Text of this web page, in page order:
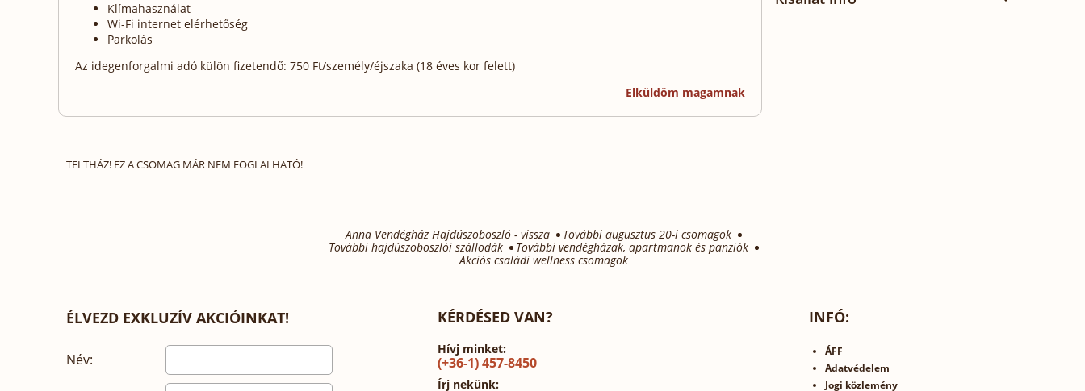
Klímahasználat
Wi-Fi internet elérhetőség
Parkolás
Az idegenforgalmi adó külön fizetendő: 750 Ft/személy/éjszaka (18 éves kor felett)
Elküldöm magamnak
TELTHÁZ! EZ A CSOMAG MÁR NEM FOGLALHATÓ!
Anna Vendégház Hajdúszoboszló - vissza
További augusztus 20-i csomagok
További hajdúszoboszlói szállodák
További vendégházak, apartmanok és panziók
Akciós családi wellness csomagok
ÉLVEZD EXKLUZÍV AKCIÓINKAT!
Név:
KÉRDÉSED VAN?
Hívj minket:
(+36-1) 457-8450
Írj nekünk:
INFÓ:
ÁFF
Adatvédelem
Jogi közlemény